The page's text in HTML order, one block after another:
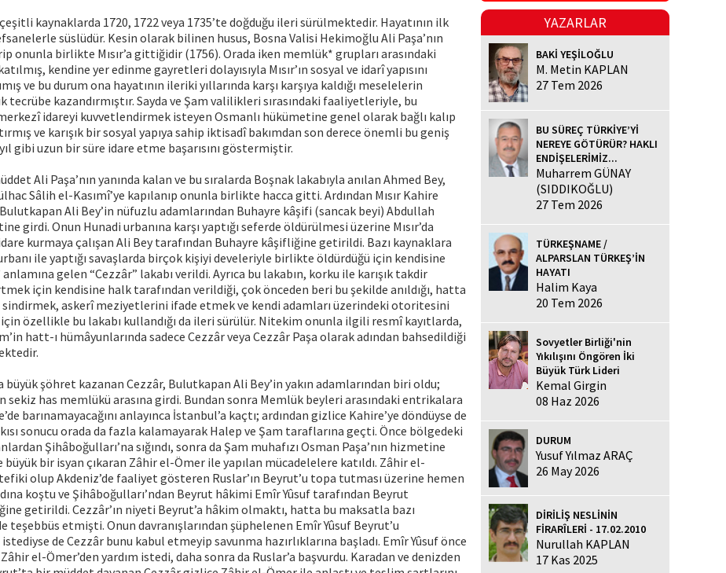
kaynaklarda 1720, 1722 veya 1735’te doğduğu ileri sürülmektedir. Hayatının ilk
süslüdür. Kesin olarak bilinen husus, Bosna Valisi Hekimoğlu Ali Paşa’nın
onunla birlikte Mısır’a gittiğidir (1756). Orada iken memlük* grupları arasındaki
kendine yer edinme gayretleri dolayısıyla Mısır’ın sosyal ve idarî yapısını
ve bu durum ona hayatının ileriki yıllarında karşı karşıya kaldığı meselelerin
tecrübe kazandırmıştır. Sayda ve Şam valilikleri sırasındaki faaliyetleriyle, bu
idareyi kuvvetlendirmek isteyen Osmanlı hükümetine genel olarak bağlı kalıp
ve karışık bir sosyal yapıya sahip iktisadî bakımdan son derece önemli bu geniş
gibi uzun bir süre idare etme başarısını göstermiştir.
Ali Paşa’nın yanında kalan ve bu sıralarda Boşnak lakabıyla anılan Ahmed Bey,
Sâlih el-Kasımî’ye kapılanıp onunla birlikte hacca gitti. Ardından Mısır Kahire
Ali Bey’in nüfuzlu adamlarından Buhayre kâşifi (sancak beyi) Abdullah
girdi. Onun Hunadi urbanına karşı yaptığı seferde öldürülmesi üzerine Mısır’da
kurmaya çalışan Ali Bey tarafından Buhayre kâşifliğine getirildi. Bazı kaynaklara
ile yaptığı savaşlarda birçok kişiyi develeriyle birlikte öldürdüğü için kendisine
anlamına gelen “Cezzâr” lakabı verildi. Ayrıca bu lakabın, korku ile karışık takdir
için kendisine halk tarafından verildiği, çok önceden beri bu şekilde anıldığı, hatta
sindirmek, askerî meziyetlerini ifade etmek ve kendi adamları üzerindeki otoritesini
özellikle bu lakabı kullandığı da ileri sürülür. Nitekim onunla ilgili resmî kayıtlarda,
hatt-ı hümâyunlarında sadece Cezzâr veya Cezzâr Paşa olarak adından bahsedildiği
büyük şöhret kazanan Cezzâr, Bulutkapan Ali Bey’in yakın adamlarından biri oldu;
sekiz has memlükü arasına girdi. Bundan sonra Memlük beyleri arasındaki entrikalara
barınamayacağını anlayınca İstanbul’a kaçtı; ardından gizlice Kahire’ye döndüyse de
sonucu orada da fazla kalamayarak Halep ve Şam taraflarına geçti. Önce bölgedeki
Şihâboğulları’na sığındı, sonra da Şam muhafızı Osman Paşa’nın hizmetine
bir isyan çıkaran Zâhir el-Ömer ile yapılan mücadelelere katıldı. Zâhir el-
olup Akdeniz’de faaliyet gösteren Ruslar’ın Beyrut’u topa tutması üzerine hemen
koştu ve Şihâboğulları’ndan Beyrut hâkimi Emîr Yûsuf tarafından Beyrut
getirildi. Cezzâr’ın niyeti Beyrut’a hâkim olmaktı, hatta bu maksatla bazı
teşebbüs etmişti. Onun davranışlarından şüphelenen Emîr Yûsuf Beyrut’u
de Cezzâr bunu kabul etmeyip savunma hazırlıklarına başladı. Emîr Yûsuf önce
el-Ömer’den yardım istedi, daha sonra da Ruslar’a başvurdu. Karadan ve denizden
YAZARLAR
BAKİ YEŞİLOĞLU
M. Metin KAPLAN
27 Tem 2026
BU SÜREÇ TÜRKİYE’Yİ
NEREYE GÖTÜRÜR? HAKLI
ENDİŞELERİMİZ...
Muharrem GÜNAY
(SIDDIKOĞLU)
27 Tem 2026
TÜRKEŞNAME /
ALPARSLAN TÜRKEŞ’İN
HAYATI
Halim Kaya
20 Tem 2026
Sovyetler Birliği'nin
Yıkılışını Öngören İki
Büyük Türk Lideri
Kemal Girgin
08 Haz 2026
DURUM
Yusuf Yılmaz ARAÇ
26 May 2026
DİRİLİŞ NESLİNİN
FİRARÎLERİ - 17.02.2010
Nurullah KAPLAN
17 Kas 2025